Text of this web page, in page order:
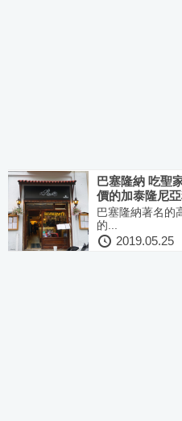
巴塞隆納 吃聖
價的加泰隆尼
巴塞隆納著名的
的...
2019.05.25